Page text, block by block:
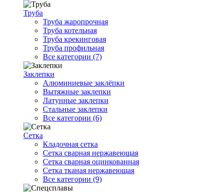
Труба
Труба жаропрочная
Труба котельная
Труба крекинговая
Труба профильная
Все категории (7)
Заклепки
Алюминиевые заклёпки
Вытяжные заклепки
Латунные заклепки
Стальные заклепки
Все категории (6)
Сетка
Кладочная сетка
Сетка сварная нержавеющая
Сетка сварная оцинкованная
Сетка тканая нержавеющая
Все категории (9)